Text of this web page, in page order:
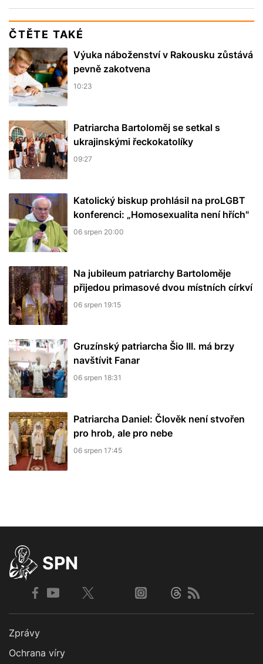
ČTĚTE TAKÉ
Výuka náboženství v Rakousku zůstává
pevně zakotvena
10:23
Patriarcha Bartoloměj se setkal s
ukrajinskými řeckokatolíky
09:27
Katolický biskup prohlásil na proLGBT
konferenci: „Homosexualita není hřích"
06 srpen 20:00
Na jubileum patriarchy Bartoloměje
přijedou primasové dvou místních církví
06 srpen 19:15
Gruzínský patriarcha Šio III. má brzy
navštívit Fanar
06 srpen 18:31
Patriarcha Daniel: Člověk není stvořen
pro hrob, ale pro nebe
06 srpen 17:45
SPN
Zprávy
Ochrana víry